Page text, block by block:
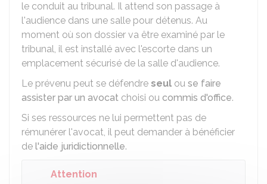
le conduit au tribunal. Il attend son passage à
l'audience dans une salle pour détenus. Au
moment où son dossier va être examiné par le
tribunal, il est installé avec l'escorte dans un
emplacement sécurisé de la salle d'audience.
Le prévenu peut se défendre seul ou se faire
assister par un avocat choisi ou commis d'office.
Si ses ressources ne lui permettent pas de
rémunérer l'avocat, il peut demander à bénéficier
de l'aide juridictionnelle.
Attention